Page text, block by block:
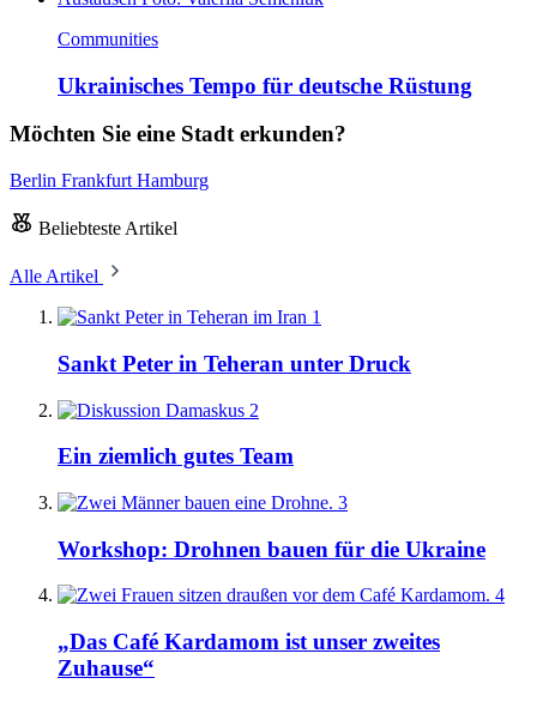
Communities
Ukrainisches Tempo für deutsche Rüstung
Möchten Sie eine Stadt erkunden?
Berlin Frankfurt Hamburg
Beliebteste Artikel
Alle Artikel
1
Sankt Peter in Teheran unter Druck
2
Ein ziemlich gutes Team
3
Workshop: Drohnen bauen für die Ukraine
4
„Das Café Kardamom ist unser zweites
Zuhause“